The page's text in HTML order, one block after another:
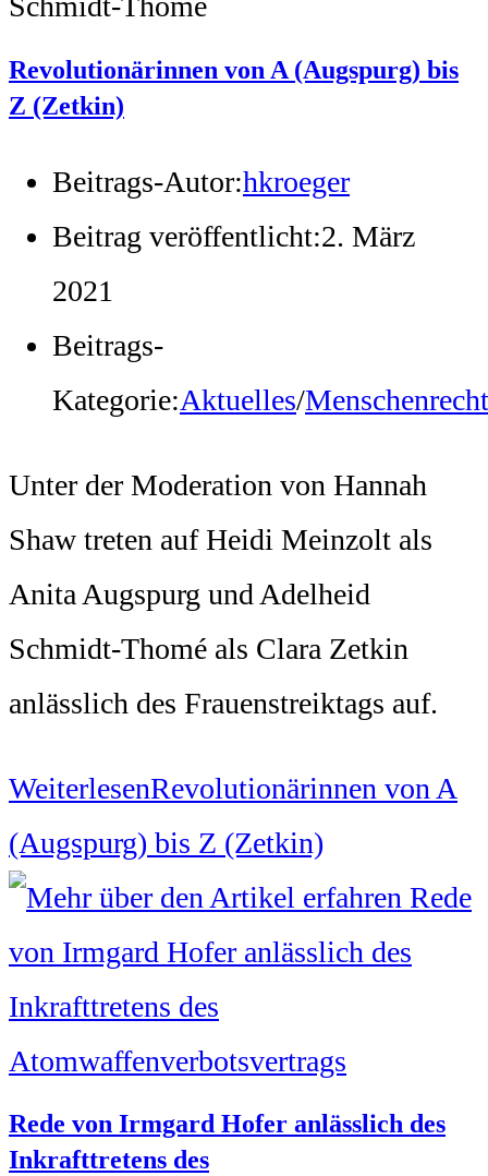
Revolutionärinnen von A (Augspurg) bis
Z (Zetkin)
Beitrags-Autor:hkroeger
Beitrag veröffentlicht:2. März
2021
Beitrags-
Kategorie:Aktuelles/
Unter der Moderation von Hannah
Shaw treten auf Heidi Meinzolt als
Anita Augspurg und Adelheid
Schmidt-Thomé als Clara Zetkin
anlässlich des Frauenstreiktags auf.
WeiterlesenRevolutionärinnen von A
(Augspurg) bis Z (Zetkin)
Rede von Irmgard Hofer anlässlich des
Inkrafttretens des